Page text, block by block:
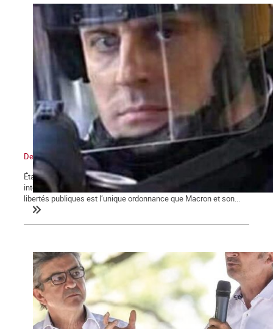
De l’état d’urgence sanitaire à l’État policier
État d’urgence, confinements, couvre-feu, attestations de sorties,
interdictions de rassemblements, la restriction des droits et
libertés publiques est l’unique ordonnance que Macron et son...